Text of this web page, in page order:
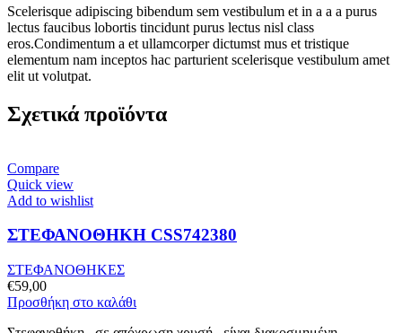
Scelerisque adipiscing bibendum sem vestibulum et in a a a purus
lectus faucibus lobortis tincidunt purus lectus nisl class
eros.Condimentum a et ullamcorper dictumst mus et tristique
elementum nam inceptos hac parturient scelerisque vestibulum amet
elit ut volutpat.
Σχετικά προϊόντα
Compare
Quick view
Add to wishlist
ΣΤΕΦΑΝΟΘΗΚΗ CSS742380
ΣΤΕΦΑΝΟΘΗΚΕΣ
€59,00
Προσθήκη στο καλάθι